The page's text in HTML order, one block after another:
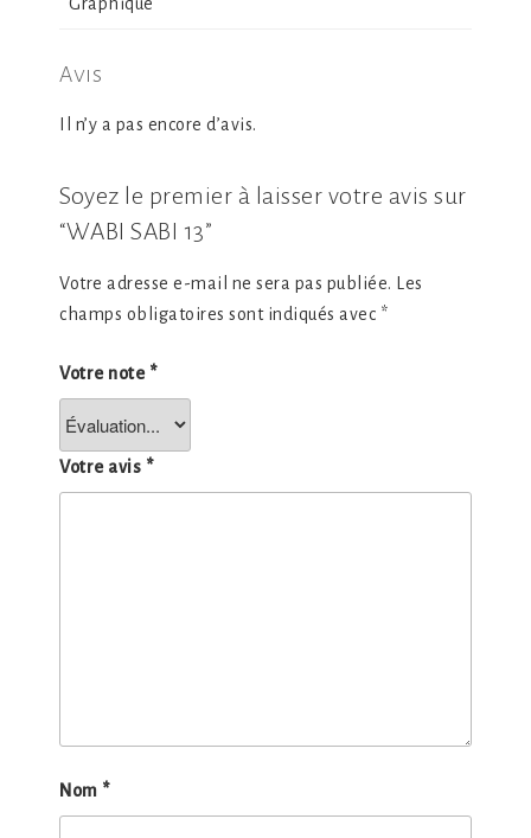
Avis
Il n’y a pas encore d’avis.
Soyez le premier à laisser votre avis sur
“WABI SABI 13”
Votre adresse e-mail ne sera pas publiée.
Les
champs obligatoires sont indiqués avec *
Votre note *
Votre avis *
Nom *